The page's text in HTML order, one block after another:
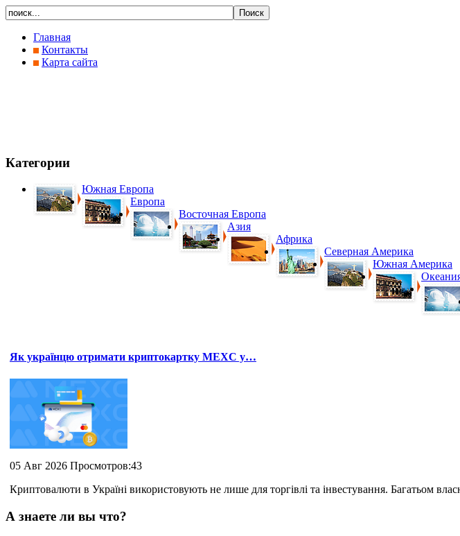
Главная
Контакты
Карта сайта
Категории
Южная Европа
Европа
Восточная Европа
Азия
Африка
Северная Америка
Южная Америка
Як українцю отримати криптокартку MEXC у…
05 Авг 2026 Просмотров:43
Криптовалюти в Україні використовують не лише для торгівлі та інвестування. Багатьом
А знаете ли вы что?